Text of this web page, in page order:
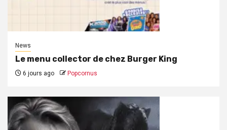
News
Le menu collector de chez Burger King
6 jours ago Popcornus